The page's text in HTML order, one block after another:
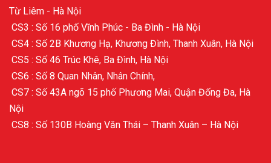
Từ Liêm - Hà Nội
CS3 : Số 16 phố Vĩnh Phúc - Ba Đình - Hà Nội
CS4 : Số 2B Khương Hạ, Khương Đình, Thanh Xuân, Hà Nội
CS5 : Số 46 Trúc Khê, Ba Đình, Hà Nội
CS6 : Số 8 Quan Nhân, Nhân Chính,
CS7 : Số 43A ngõ 15 phố Phương Mai, Quận Đống Đa, Hà
Nội
CS8 : Số 130B Hoàng Văn Thái – Thanh Xuân – Hà Nội